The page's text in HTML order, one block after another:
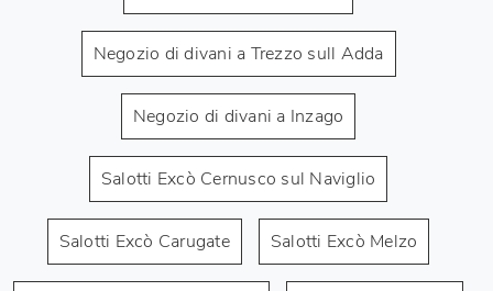
Negozio di divani a Trezzo sull Adda
Negozio di divani a Inzago
Salotti Excò Cernusco sul Naviglio
Salotti Excò Carugate Salotti Excò Melzo